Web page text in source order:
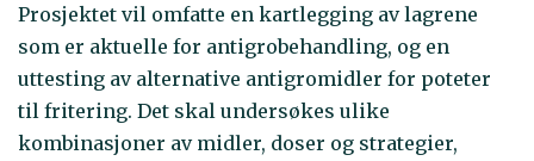
Prosjektet vil omfatte en kartlegging av lagrene
som er aktuelle for antigrobehandling, og en
uttesting av alternative antigromidler for poteter
til fritering. Det skal undersøkes ulike
kombinasjoner av midler, doser og strategier,